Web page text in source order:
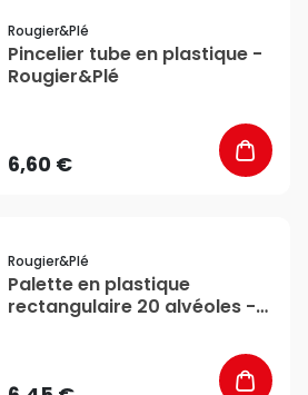
Rougier&plé
Pincelier tube en plastique -
Rougier&Plé
6,60 €
Rougier&plé
Palette en plastique
rectangulaire 20 alvéoles -